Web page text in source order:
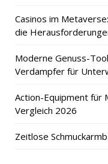
Casinos im
die
Moderne Genuss-
Verdampfer für
Action-Equipment für
Vergleich 2026
Zeitlose